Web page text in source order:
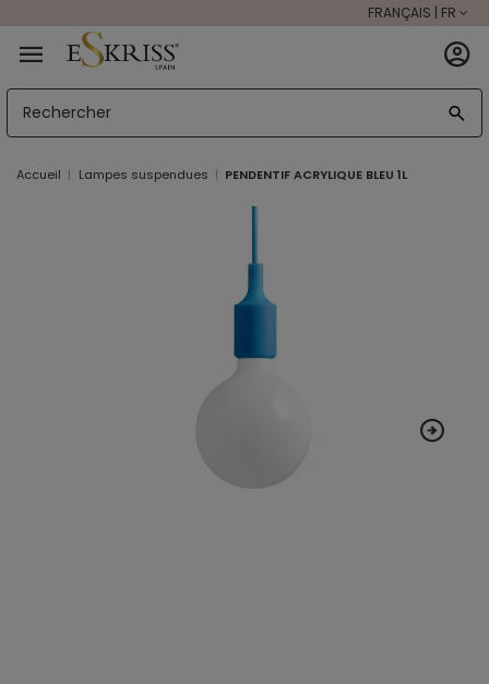
FRANÇAIS | FR
Accueil Lampes suspendues PENDENTIF ACRYLIQUE BLEU 1L